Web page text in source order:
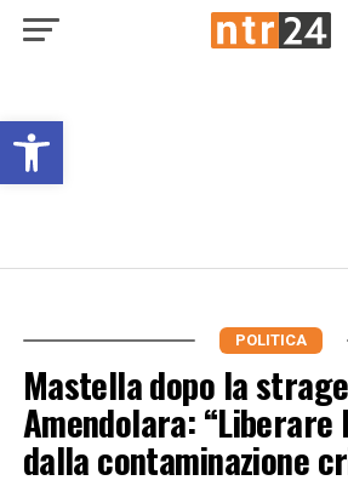
Open toolbar
POLITICA
Mastella dopo la
Amendolara:
dalla contaminazione